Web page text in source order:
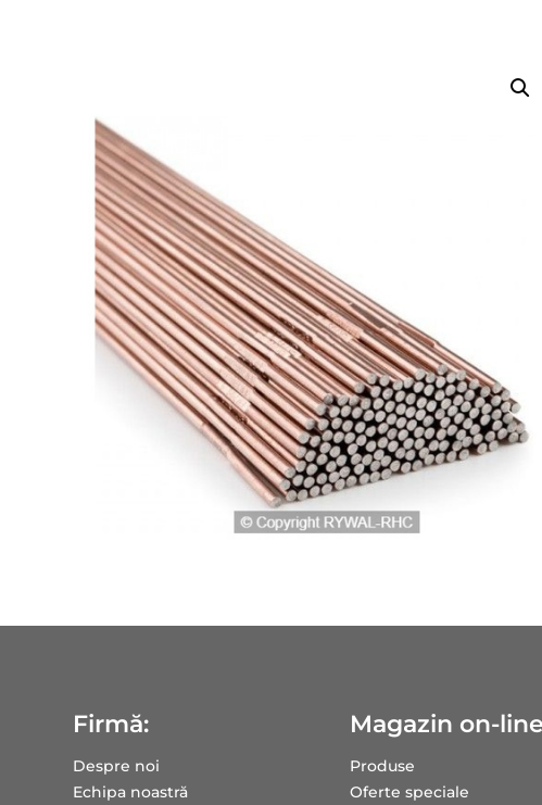
Firmă:
Despre noi
Echipa noastră
Magazin on-
Produse
Oferte speciale